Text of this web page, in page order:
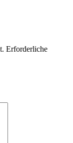
Erforderliche